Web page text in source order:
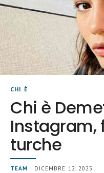
CHI È
Chi è
Instagram,
turche
TEAM | DICEMBRE 12, 2025